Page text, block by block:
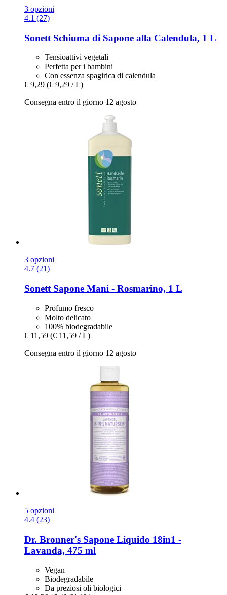
3 opzioni
4.1 (27)
Sonett Schiuma di Sapone alla Calendula, 1 L
Tensioattivi vegetali
Perfetta per i bambini
Con essenza spagirica di calendula
€ 9,29 (€ 9,29 / L)
Consegna entro il giorno 12 agosto
3 opzioni
4.7 (21)
Sonett Sapone Mani -​ Rosmarino, 1 L
Profumo fresco
Molto delicato
100% biodegradabile
€ 11,59 (€ 11,59 / L)
Consegna entro il giorno 12 agosto
5 opzioni
4.4 (23)
Dr. Bronner's Sapone Liquido 18in1 -​
Lavanda, 475 ml
Vegan
Biodegradabile
Da preziosi oli biologici